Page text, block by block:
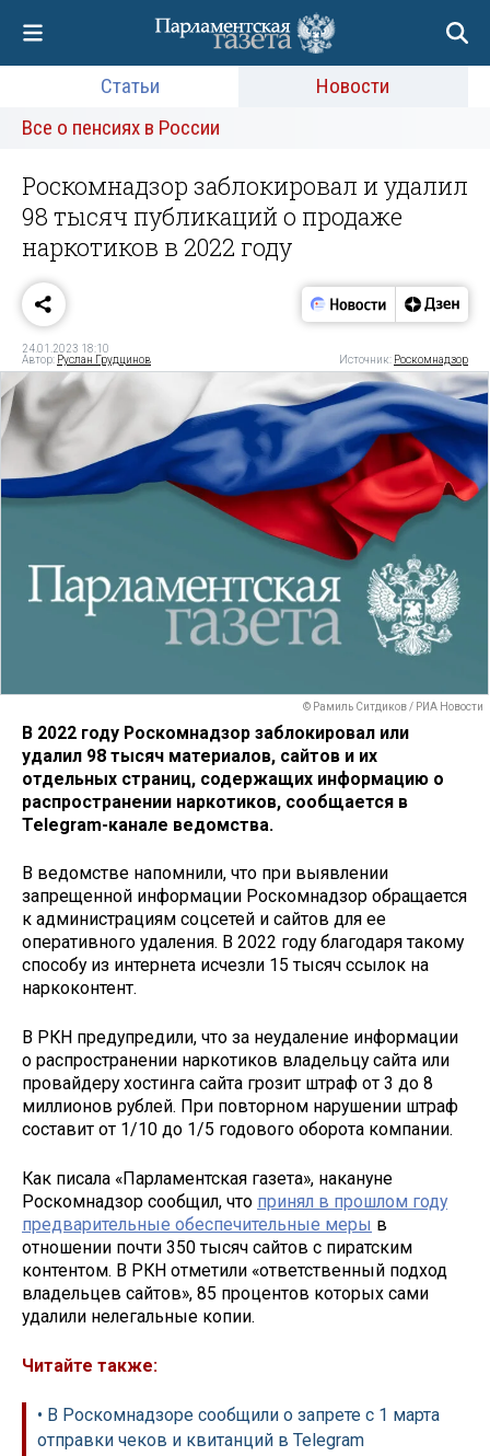
Статьи
Новости
Все о пенсиях в России
Роскомнадзор заблокировал и удалил
98 тысяч публикаций о продаже
наркотиков в 2022 году
24.01.2023 18:10
Автор: Руслан Грудцинов Источник: Роскомнадзор
© Рамиль Ситдиков / РИА Новости
В 2022 году Роскомнадзор заблокировал или
удалил 98 тысяч материалов, сайтов и их
отдельных страниц, содержащих информацию о
распространении наркотиков, сообщается в
Telegram-канале ведомства.
В ведомстве напомнили, что при выявлении
запрещенной информации Роскомнадзор обращается
к администрациям соцсетей и сайтов для ее
оперативного удаления. В 2022 году благодаря такому
способу из интернета исчезли 15 тысяч ссылок на
наркоконтент.
В РКН предупредили, что за неудаление информации
о распространении наркотиков владельцу сайта или
провайдеру хостинга сайта грозит штраф от 3 до 8
миллионов рублей. При повторном нарушении штраф
составит от 1/10 до 1/5 годового оборота компании.
Как писала «Парламентская газета», накануне
Роскомнадзор сообщил, что принял в прошлом году
предварительные обеспечительные меры в
отношении почти 350 тысяч сайтов с пиратским
контентом. В РКН отметили «ответственный подход
владельцев сайтов», 85 процентов которых сами
удалили нелегальные копии.
Читайте также:
• В Роскомнадзоре сообщили о запрете с 1 марта
отправки чеков и квитанций в Telegram